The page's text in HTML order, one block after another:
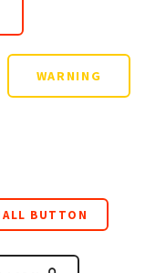
WARNING
BUTTON